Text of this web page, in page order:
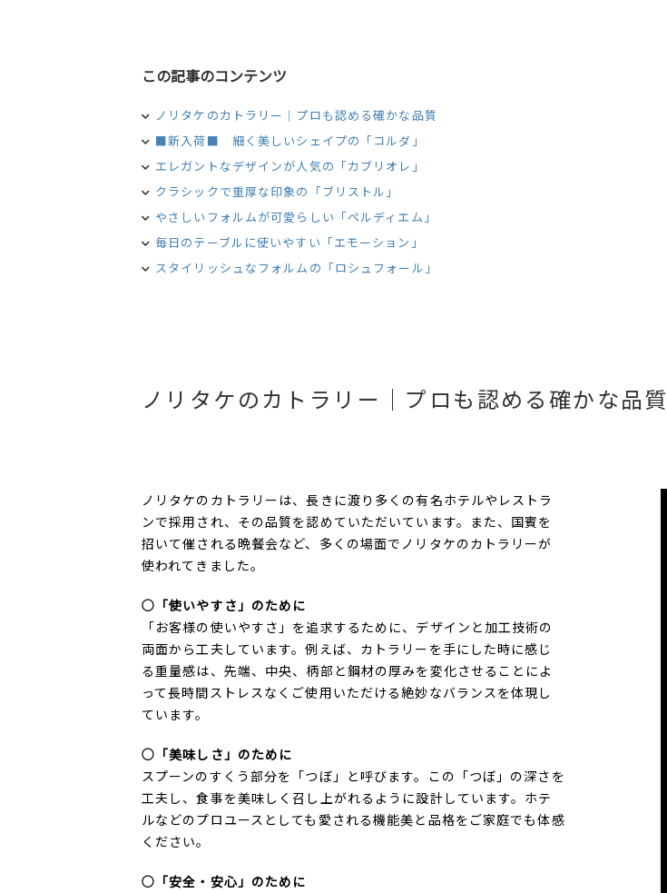
この記事のコンテンツ
ノリタケのカトラリー｜プロも認める確かな品質
■新入荷■ 細く美しいシェイプの「コルダ」
エレガントなデザインが人気の「カブリオレ」
クラシックで重厚な印象の「ブリストル」
やさしいフォルムが可愛らしい「ペルディエム」
毎日のテーブルに使いやすい「エモーション」
スタイリッシュなフォルムの「ロシュフォール」
ノリタケのカトラリー｜プロも認める確かな品質
ノリタケのカトラリーは、長きに渡り多くの有名ホテルやレストラ
ンで採用され、その品質を認めていただいています。また、国賓を
招いて催される晩餐会など、多くの場面でノリタケのカトラリーが
使われてきました。
○「使いやすさ」のために
「お客様の使いやすさ」を追求するために、デザインと加工技術の
両面から工夫しています。例えば、カトラリーを手にした時に感じ
る重量感は、先端、中央、柄部と鋼材の厚みを変化させることによ
って長時間ストレスなくご使用いただける絶妙なバランスを体現し
ています。
○「美味しさ」のために
スプーンのすくう部分を「つぼ」と呼びます。この「つぼ」の深さを
工夫し、食事を美味しく召し上がれるように設計しています。ホテ
ルなどのプロユースとしても愛される機能美と品格をご家庭でも体感
ください。
○「安全・安心」のために